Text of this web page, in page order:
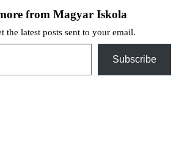
from Magyar Iskola
the latest posts sent to your email.
Subscribe